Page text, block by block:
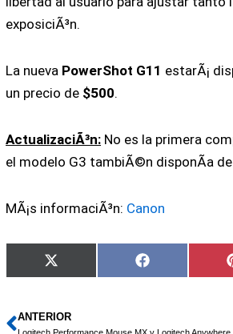
exposiciÃ³n.
La nueva PowerShot G11 estarÃ¡
un precio de $500.
ActualizaciÃ³n: No es la primera
el modelo G3 tambiÃ©n disponÃ­a
MÃ¡s informaciÃ³n: Canon
Compartir
en
X
(Twitter)
Compartir
en
Facebook
Ant
ANTERIOR